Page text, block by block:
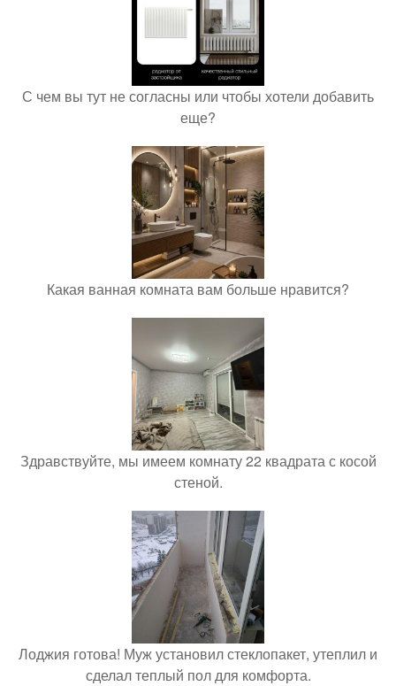
С чем вы тут не согласны или чтобы хотели добавить
еще?
Какая ванная комната вам больше нравится?
Здравствуйте, мы имеем комнату 22 квадрата с косой
стеной.
Лоджия готова! Муж установил стеклопакет, утеплил и
сделал теплый пол для комфорта.